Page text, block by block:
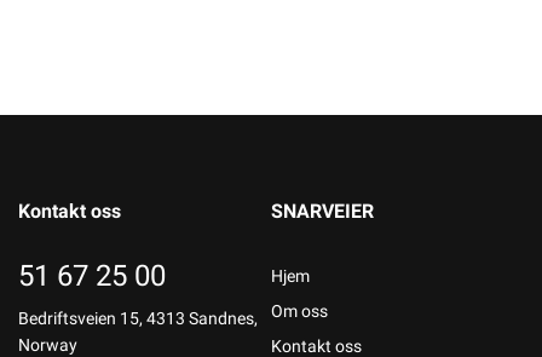
Kontakt oss
51 67 25 00
Bedriftsveien 15, 4313 Sandnes,
Norway
SNARVEIER
Hjem
Om oss
Kontakt oss